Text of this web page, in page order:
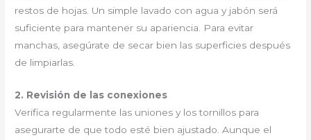
restos de hojas. Un simple lavado con agua y jabón será
suficiente para mantener su apariencia. Para evitar
manchas, asegúrate de secar bien las superficies después
de limpiarlas.
2. Revisión de las conexiones
Verifica regularmente las uniones y los tornillos para
asegurarte de que todo esté bien ajustado. Aunque el